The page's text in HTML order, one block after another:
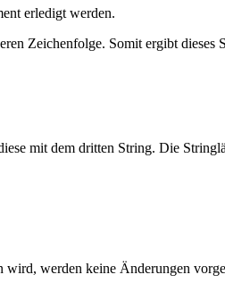
erledigt werden.
Zeichenfolge. Somit ergibt dieses
mit dem dritten String. Die
werden keine Änderungen